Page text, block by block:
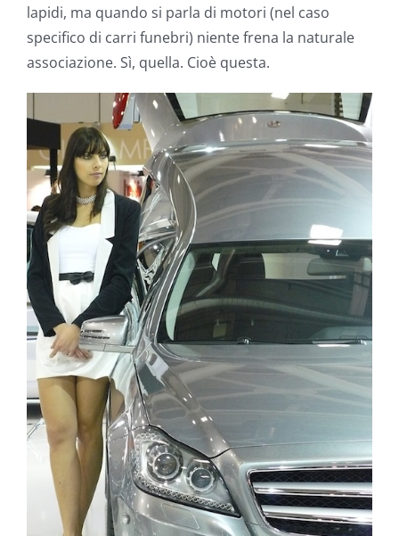
lapidi, ma quando si parla di motori (nel caso
specifico di carri funebri) niente frena la naturale
associazione. Sì, quella. Cioè questa.